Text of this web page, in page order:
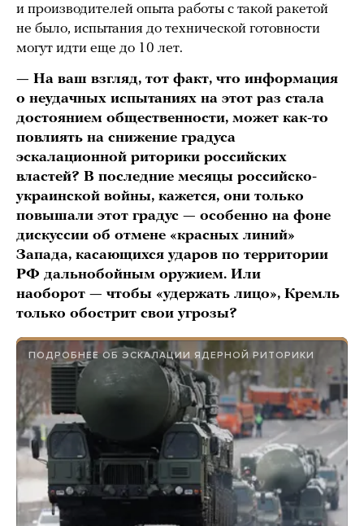
и производителей опыта работы с такой ракетой
не было, испытания до технической готовности
могут идти еще до 10 лет.
— На ваш взгляд, тот факт, что информация
о неудачных испытаниях на этот раз стала
достоянием общественности, может как-то
повлиять на снижение градуса
эскалационной риторики российских
властей? В последние месяцы российско-
украинской войны, кажется, они только
повышали этот градус — особенно на фоне
дискуссии об отмене «красных линий»
Запада, касающихся ударов по территории
РФ дальнобойным оружием. Или
наоборот — чтобы «удержать лицо», Кремль
только обострит свои угрозы?
ПОДРОБНЕЕ ОБ ЭСКАЛАЦИИ ЯДЕРНОЙ РИТОРИКИ